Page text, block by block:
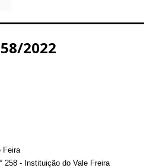
2022
Feira
258 - Instituição do Vale Freira